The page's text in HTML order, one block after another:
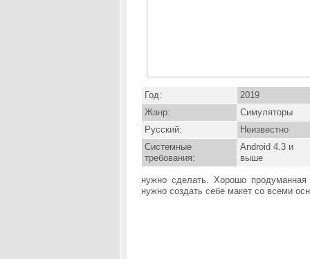
Год:
2019
Жанр:
Симуляторы
Русский:
Неизвестно
Системные
требования:
Android 4.3 и
выше
нужно сделать. Хорошо
нужно создать себе макет со всеми